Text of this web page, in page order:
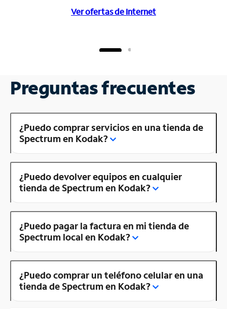
Ver ofertas de Internet
Preguntas frecuentes
¿Puedo comprar servicios en una tienda de
Spectrum en Kodak?
¿Puedo devolver equipos en cualquier
tienda de Spectrum en Kodak?
¿Puedo pagar la factura en mi tienda de
Spectrum local en Kodak?
¿Puedo comprar un teléfono celular en una
tienda de Spectrum en Kodak?